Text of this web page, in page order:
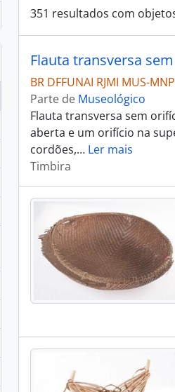
351 resultados com
Flauta transversa
BR DFFUNAI RJMI MUS-
Parte de Museológico
Flauta transversa sem
aberta e um orifício na
cordões,… Ler mais
Timbira